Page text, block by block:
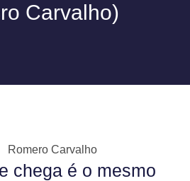
Carvalho)
Romero Carvalho
chega é o mesmo